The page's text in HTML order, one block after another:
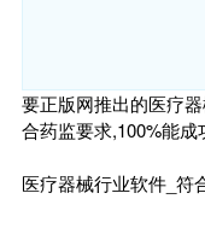
要正版网推出的医疗
合药监要求,100%能成
医疗器械行业软件_符